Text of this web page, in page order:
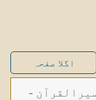
اگلا صفحہ
-